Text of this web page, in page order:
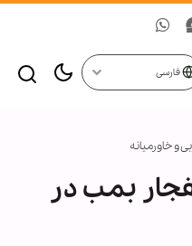
فارسی
و خاورمیانه
بمب در